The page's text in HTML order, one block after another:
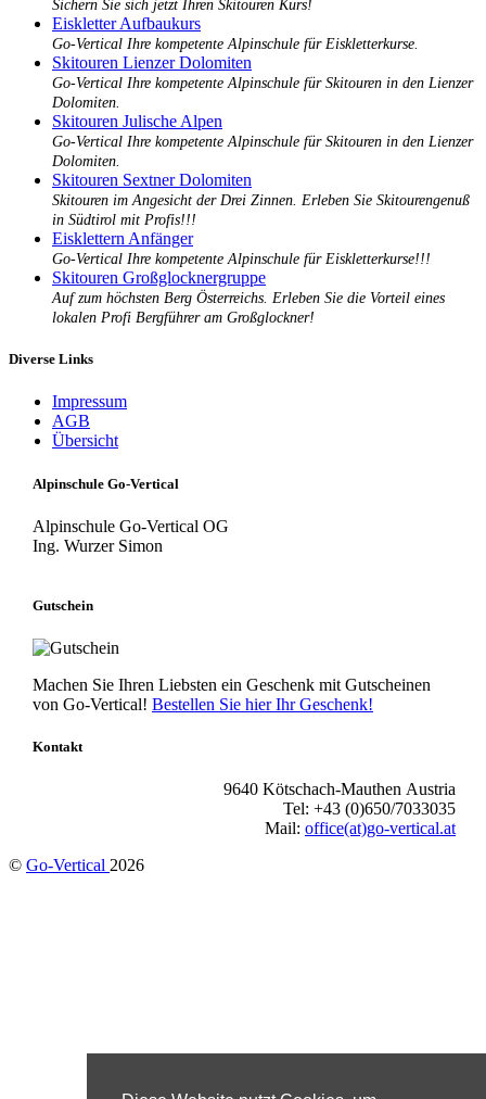
Sichern Sie sich jetzt Ihren Skitouren Kurs!
Eiskletter Aufbaukurs
Go-Vertical Ihre kompetente Alpinschule für Eiskletterkurse.
Skitouren Lienzer Dolomiten
Go-Vertical Ihre kompetente Alpinschule für Skitouren in den Lienzer
Dolomiten.
Skitouren Julische Alpen
Go-Vertical Ihre kompetente Alpinschule für Skitouren in den Lienzer
Dolomiten.
Skitouren Sextner Dolomiten
Skitouren im Angesicht der Drei Zinnen. Erleben Sie Skitourengenuß
in Südtirol mit Profis!!!
Eisklettern Anfänger
Go-Vertical Ihre kompetente Alpinschule für Eiskletterkurse!!!
Skitouren Großglocknergruppe
Auf zum höchsten Berg Österreichs. Erleben Sie die Vorteil eines
lokalen Profi Bergführer am Großglockner!
Diverse Links
Impressum
AGB
Übersicht
Alpinschule Go-Vertical
Alpinschule Go-Vertical OG
Ing. Wurzer Simon
Gutschein
Machen Sie Ihren Liebsten ein Geschenk mit Gutscheinen
von Go-Vertical! Bestellen Sie hier Ihr Geschenk!
Kontakt
9640 Kötschach-Mauthen Austria
Tel: +43 (0)650/7033035
Mail: office(at)go-vertical.at
© Go-Vertical 2026